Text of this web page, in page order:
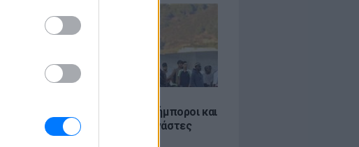
Θέουτα: «Οι κάτοικοι είναι ανήμποροι και
γεμάτοι αγωνία» - 5.000 μετανάστες
παραμένουν στην περιοχή